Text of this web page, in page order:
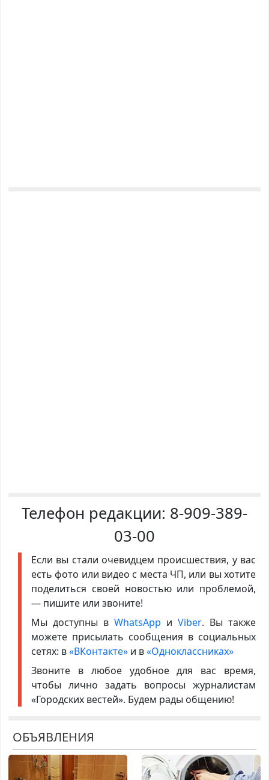
Телефон редакции: 8-909-389-
03-00
Если вы стали очевидцем происшествия, у вас
есть фото или видео с места ЧП, или вы хотите
поделиться своей новостью или проблемой,
— пишите или звоните!
Мы доступны в WhatsApp иViber. Вы также
можете присылать сообщения в социальных
сетях: в«ВКонтакте»и в«Одноклассниках»
Звоните в любое удобное для вас время,
чтобы лично задать вопросы журналистам
«Городских вестей». Будем рады общению!
ОБЪЯВЛЕНИЯ